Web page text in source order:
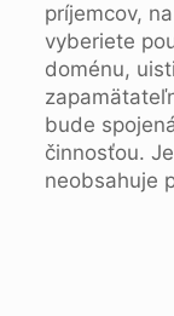
príjemcov,
vyberiete
doménu,
bude
činnosťou.
neobsahuje